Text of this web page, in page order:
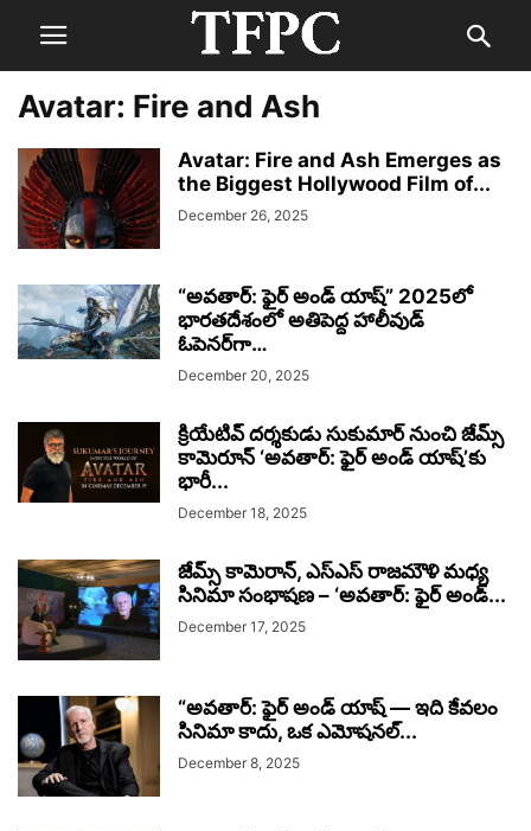
Avatar: Fire and Ash
Avatar: Fire and Ash Emerges as
the Biggest Hollywood Film of...
December 26, 2025
“అవతార్: ఫైర్ అండ్ యాష్” 2025లో
భారతదేశంలో అతిపెద్ద హాలీవుడ్
ఓపెనర్‌గా…
December 20, 2025
క్రియేటివ్ దర్శకుడు సుకుమార్ నుంచి జేమ్స్
కామెరూన్ ‘అవతార్: ఫైర్ అండ్ యాష్’కు
భారీ...
December 18, 2025
జేమ్స్ కామెరాన్, ఎస్‌ఎస్ రాజమౌళి మధ్య
సినిమా సంభాషణ – ‘అవతార్: ఫైర్ అండ్...
December 17, 2025
“అవతార్: ఫైర్ అండ్ యాష్ — ఇది కేవలం
సినిమా కాదు, ఒక ఎమోషనల్...
December 8, 2025